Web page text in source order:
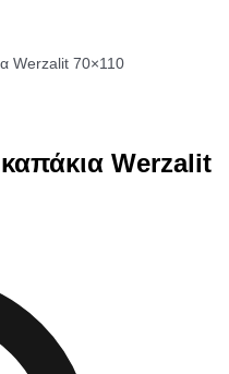
Werzalit 70×110
Werzalit